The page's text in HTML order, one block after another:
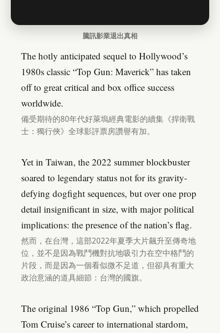
騰訊影業退出真相
The hotly anticipated sequel to Hollywood’s
1980s classic “Top Gun: Maverick” has taken
off to great critical and box office success
worldwide.
備受期待的80年代好萊塢經典電影的續集《捍衛戰
士：獨行俠》全球影評票房讚譽有加。
Yet in Taiwan, the 2022 summer blockbuster
soared to legendary status not for its gravity-
defying dogfight sequences, but over one prop
detail insignificant in size, with major political
implications: the presence of the nation’s flag.
然而，在台灣，這部2022年夏季大片飆升至傳奇地
位，並不是因為戰鬥機對抗地吸引力在空中格鬥的
片段，而是因為一個看似微不足道，但卻具有重大
政治意涵的道具細節：台灣的國旗。
The original 1986 “Top Gun,” which propelled
Tom Cruise’s career to international stardom,